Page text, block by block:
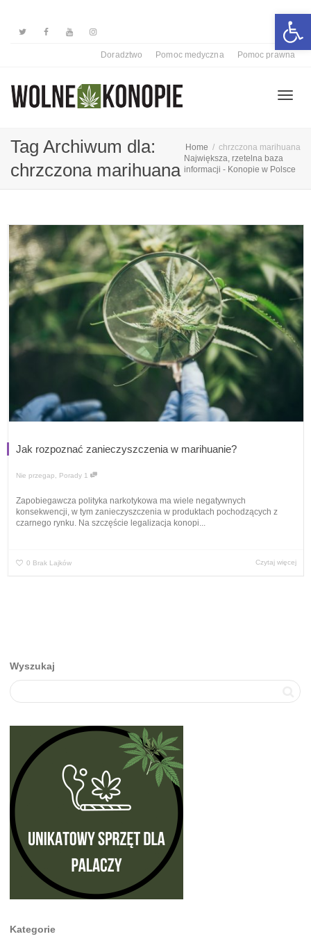
Doradztwo Pomoc medyczna Pomoc prawna
Tag Archiwum dla:
chrzczona marihuana
Home
chrzczona marihuana
Największa, rzetelna baza
informacji - Konopie w Polsce
Jak rozpoznać zanieczyszczenia w marihuanie?
Nie przegap Porady 1
Zapobiegawcza polityka narkotykowa ma wiele negatywnych
konsekwencji, w tym zanieczyszczenia w produktach pochodzących z
czarnego rynku. Na szczęście legalizacja konopi...
0 Brak Lajków Czytaj więcej
Wyszukaj
Kategorie